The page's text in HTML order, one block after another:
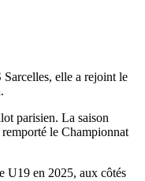
elle a rejoint le
parisien. La saison
le Championnat
U19 en 2025, aux côtés